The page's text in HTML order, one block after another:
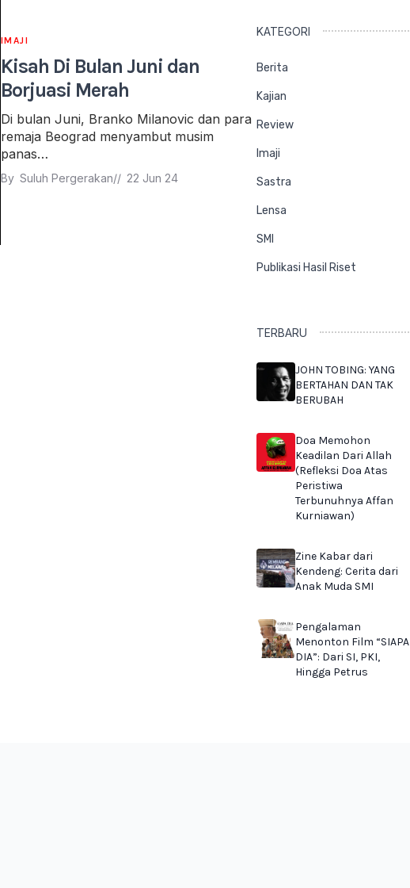
IMAJI
Kisah Di Bulan Juni dan
Borjuasi Merah
Di bulan Juni, Branko Milanovic dan para
remaja Beograd menyambut musim
panas…
By Suluh Pergerakan// 22 Jun 24
KATEGORI
Berita
Kajian
Review
Imaji
Sastra
Lensa
SMI
Publikasi Hasil Riset
TERBARU
JOHN TOBING: YANG
BERTAHAN DAN TAK
BERUBAH
Doa Memohon
Keadilan Dari Allah
(Refleksi Doa Atas
Peristiwa
Terbunuhnya Affan
Kurniawan)
Zine Kabar dari
Kendeng: Cerita dari
Anak Muda SMI
Pengalaman
Menonton Film “SIAPA
DIA”: Dari SI, PKI,
Hingga Petrus